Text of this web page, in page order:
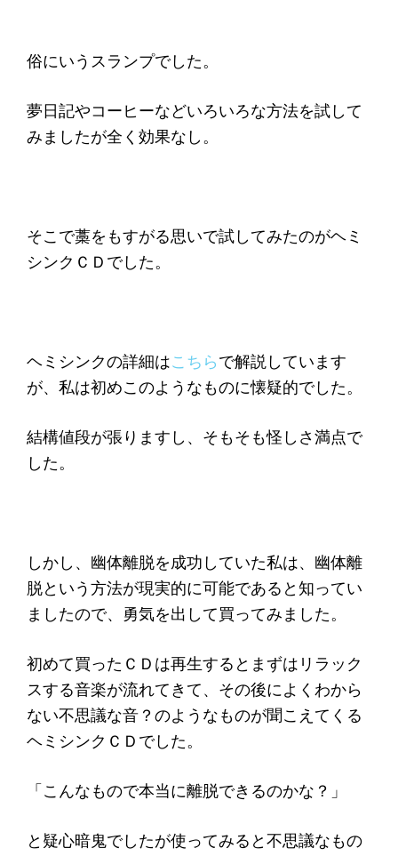
俗にいうスランプでした。
夢日記やコーヒーなどいろいろな方法を試して
みましたが全く効果なし。
そこで藁をもすがる思いで試してみたのがヘミ
シンクＣＤでした。
ヘミシンクの詳細はこちら で解説しています
が、私は初めこのようなものに懐疑的でした。
結構値段が張りますし、そもそも怪しさ満点で
した。
しかし、幽体離脱を成功していた私は、幽体離
脱という方法が現実的に可能であると知ってい
ましたので、勇気を出して買ってみました。
初めて買ったＣＤは再生するとまずはリラック
スする音楽が流れてきて、その後によくわから
ない不思議な音？のようなものが聞こえてくる
ヘミシンクＣＤでした。
「こんなもので本当に離脱できるのかな？」
と疑心暗鬼でしたが使ってみると不思議なもの